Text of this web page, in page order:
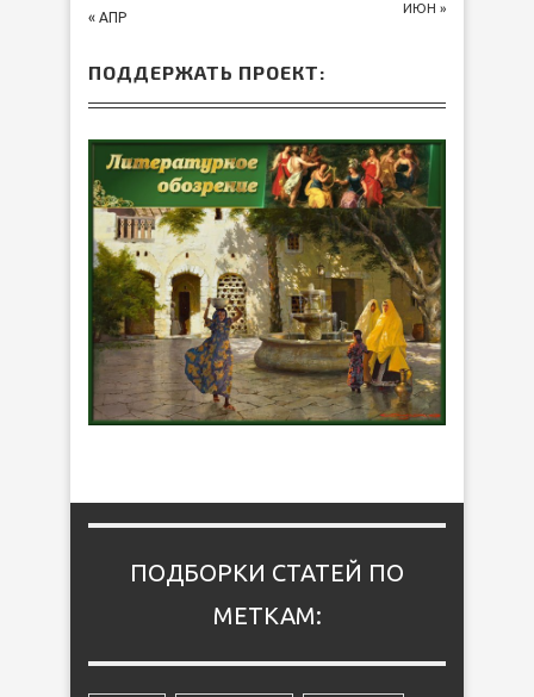
« АПР
ИЮН »
ПОДДЕРЖАТЬ ПРОЕКТ:
ПОДБОРКИ СТАТЕЙ ПО
МЕТКАМ: